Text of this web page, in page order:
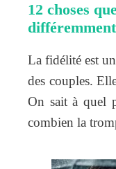
12 choses
différemment
La fidélité est
des couples.
On sait à quel
combien la